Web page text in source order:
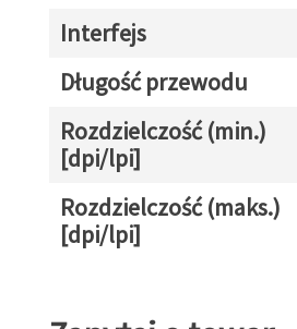
Interfejs
Długość przewodu
Rozdzielczość (min.)
[dpi/lpi]
Rozdzielczość (maks.)
[dpi/lpi]
Zapytaj o towar